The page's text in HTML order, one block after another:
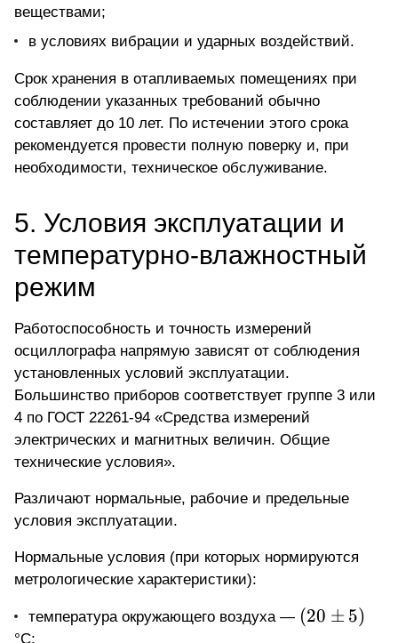
веществами;
в условиях вибрации и ударных воздействий.
Срок хранения в отапливаемых помещениях при
соблюдении указанных требований обычно
составляет до 10 лет. По истечении этого срока
рекомендуется провести полную поверку и, при
необходимости, техническое обслуживание.
5. Условия эксплуатации и
температурно-влажностный
режим
Работоспособность и точность измерений
осциллографа напрямую зависят от соблюдения
установленных условий эксплуатации.
Большинство приборов соответствует группе 3 или
4 по ГОСТ 22261-94 «Средства измерений
электрических и магнитных величин. Общие
технические условия».
Различают нормальные, рабочие и предельные
условия эксплуатации.
Нормальные условия (при которых нормируются
метрологические характеристики):
температура окружающего воздуха — (20
(20 ± 5)
°С;